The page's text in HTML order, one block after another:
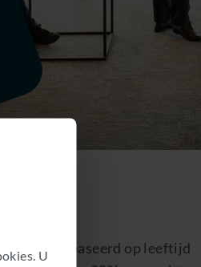
Uis gebaseerd op leeftijd